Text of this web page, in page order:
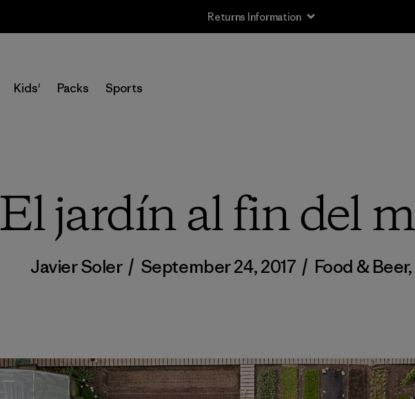
Free Delivery On Orders Over €100
Kids' Packs Sports
El jardín al fin del
Javier Soler / September 24, 2017 / Food & Beer,